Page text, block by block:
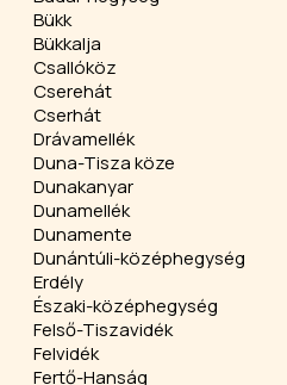
Bükk
Bükkalja
Csallóköz
Cserehát
Cserhát
Drávamellék
Duna-Tisza köze
Dunakanyar
Dunamellék
Dunamente
Dunántúli-középhegység
Erdély
Északi-középhegység
Felső-Tiszavidék
Felvidék
Fertő-Hanság